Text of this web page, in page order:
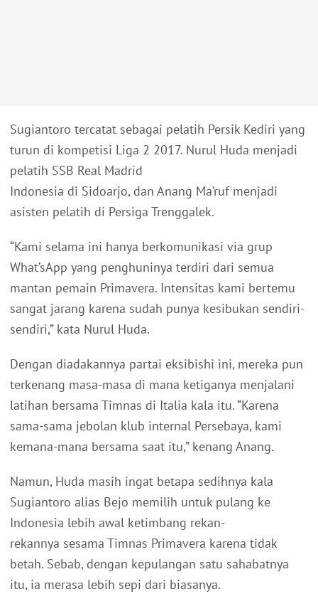
Sugiantoro tercatat sebagai pelatih Persik Kediri yang
turun di kompetisi Liga 2 2017. Nurul Huda menjadi
pelatih SSB Real Madrid
Indonesia di Sidoarjo, dan Anang Ma’ruf menjadi
asisten pelatih di Persiga Trenggalek.
“Kami selama ini hanya berkomunikasi via grup
What’sApp yang penghuninya terdiri dari semua
mantan pemain Primavera. Intensitas kami bertemu
sangat jarang karena sudah punya kesibukan sendiri-
sendiri,” kata Nurul Huda.
Dengan diadakannya partai eksibishi ini, mereka pun
terkenang masa-masa di mana ketiganya menjalani
latihan bersama Timnas di Italia kala itu. “Karena
sama-sama jebolan klub internal Persebaya, kami
kemana-mana bersama saat itu,” kenang Anang.
Namun, Huda masih ingat betapa sedihnya kala
Sugiantoro alias Bejo memilih untuk pulang ke
Indonesia lebih awal ketimbang rekan-
rekannya sesama Timnas Primavera karena tidak
betah. Sebab, dengan kepulangan satu sahabatnya
itu, ia merasa lebih sepi dari biasanya.